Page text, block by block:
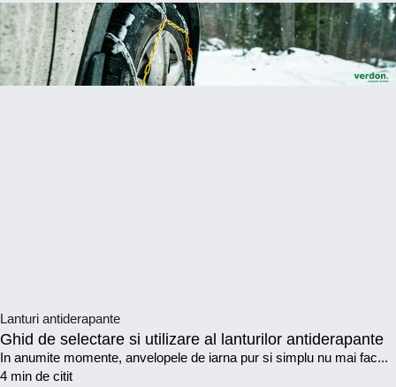
Lanturi antiderapante
Ghid de selectare si utilizare al lanturilor antiderapante
In anumite momente, anvelopele de iarna pur si simplu nu mai fac...
4 min de citit